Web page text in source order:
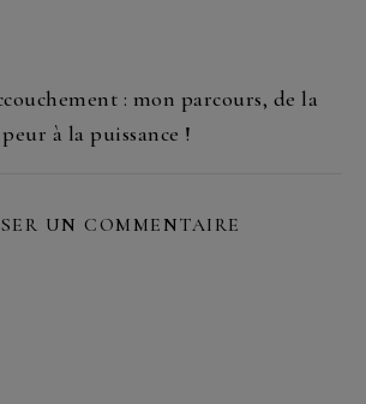
: mon parcours, de la
peur à la puissance !
UN COMMENTAIRE